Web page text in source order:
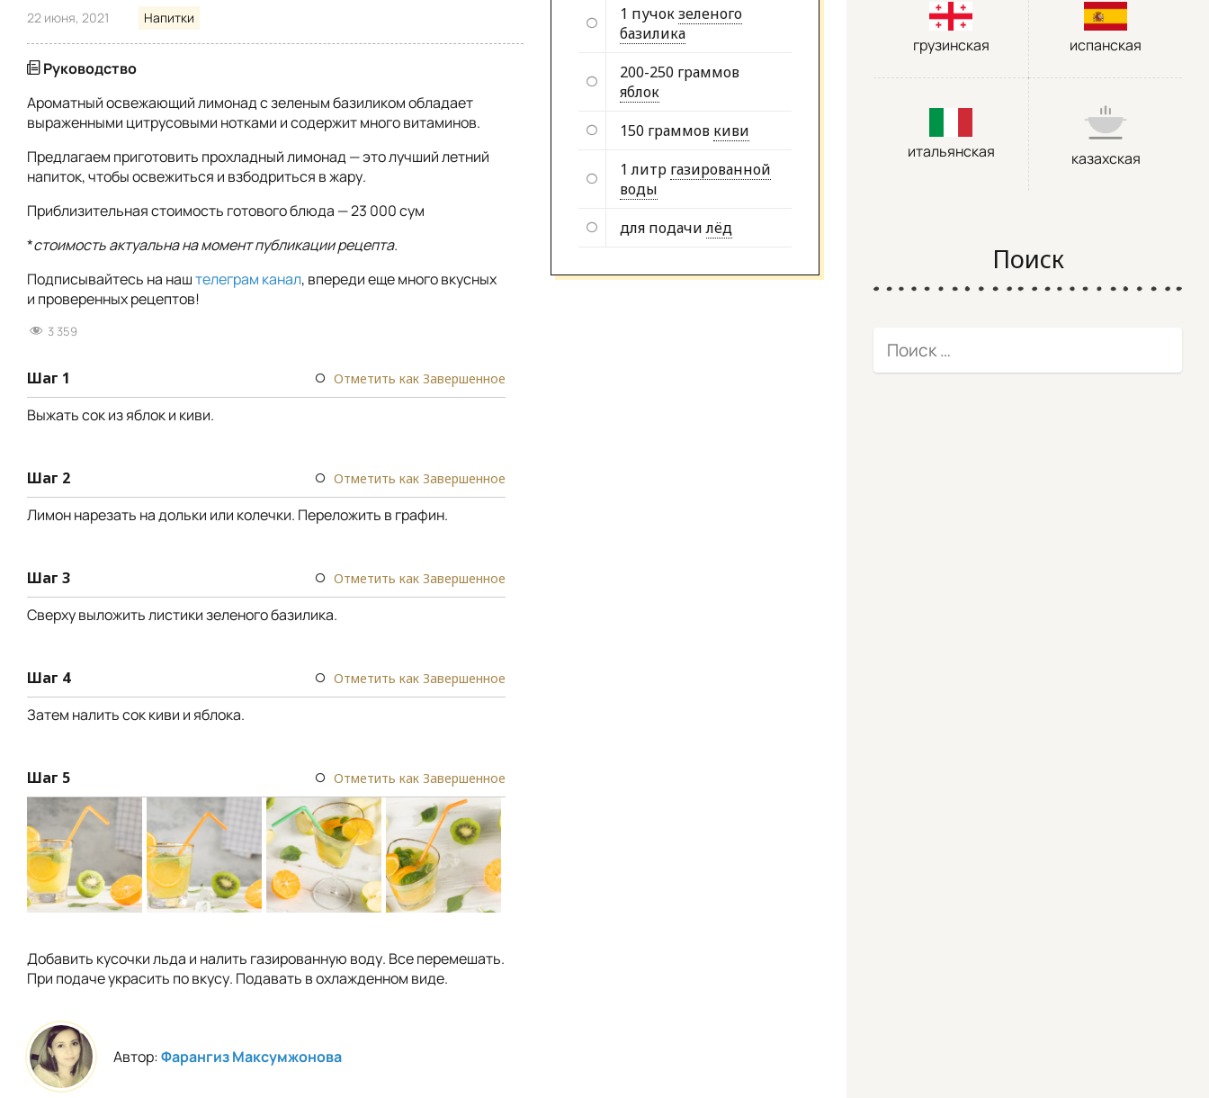
22 июня, 2021 Напитки
Руководство
Ароматный освежающий лимонад с зеленым базиликом обладает
выраженными цитрусовыми нотками и содержит много витаминов.
Предлагаем приготовить прохладный лимонад — это лучший летний
напиток, чтобы освежиться и взбодриться в жару.
Приблизительная стоимость готового блюда — 23 000 сум
*стоимость актуальна на момент публикации рецепта.
Подписывайтесь на наштелеграм канал, впереди еще много вкусных
и проверенных рецептов!
3 359
Шаг 1 Отметить как Завершенное
Выжать сок из яблок и киви.
Шаг 2 Отметить как Завершенное
Лимон нарезать на дольки или колечки. Переложить в графин.
Шаг 3 Отметить как Завершенное
Сверху выложить листики зеленого базилика.
Шаг 4 Отметить как Завершенное
Затем налить сок киви и яблока.
Шаг 5 Отметить как Завершенное
Добавить кусочки льда и налить газированную воду. Все перемешать.
При подаче украсить по вкусу. Подавать в охлажденном виде.
Автор:Фарангиз Максумжонова
1 пучокзеленого
базилика
200-250 граммов
яблок
150 граммов киви
1 литр газированной
воды
для подачилёд
грузинская испанская
итальянская казахская
Поиск